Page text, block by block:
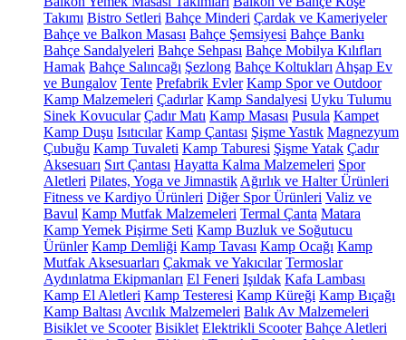
Takımı Bistro Setleri Bahçe Minderi Çardak ve Kameriyeler
Bahçe ve Balkon Masası Bahçe Şemsiyesi Bahçe Bankı
Bahçe Sandalyeleri Bahçe Sehpası Bahçe Mobilya Kılıfları
Hamak Bahçe Salıncağı Şezlong Bahçe Koltukları Ahşap Ev
ve Bungalov Tente Prefabrik Evler Kamp Spor ve Outdoor
Kamp Malzemeleri Çadırlar Kamp Sandalyesi Uyku Tulumu
Sinek Kovucular Çadır Matı Kamp Masası Pusula Kampet
Kamp Duşu Isıtıcılar Kamp Çantası Şişme Yastık Magnezyum
Çubuğu Kamp Tuvaleti Kamp Taburesi Şişme Yatak Çadır
Aksesuarı Sırt Çantası Hayatta Kalma Malzemeleri Spor
Aletleri Pilates, Yoga ve Jimnastik Ağırlık ve Halter Ürünleri
Fitness ve Kardiyo Ürünleri Diğer Spor Ürünleri Valiz ve
Bavul Kamp Mutfak Malzemeleri Termal Çanta Matara
Kamp Yemek Pişirme Seti Kamp Buzluk ve Soğutucu
Ürünler Kamp Demliği Kamp Tavası Kamp Ocağı Kamp
Mutfak Aksesuarları Çakmak ve Yakıcılar Termoslar
Aydınlatma Ekipmanları El Feneri Işıldak Kafa Lambası
Kamp El Aletleri Kamp Testeresi Kamp Küreği Kamp Bıçağı
Kamp Baltası Avcılık Malzemeleri Balık Av Malzemeleri
Bisiklet ve Scooter Bisiklet Elektrikli Scooter Bahçe Aletleri